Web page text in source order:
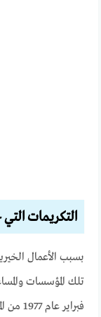
التكريمات
بسبب الأعمال